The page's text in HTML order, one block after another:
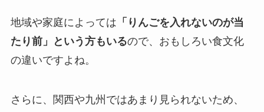
地域や家庭によっては 「りんごを入れないのが当
たり前」という方もいるので、おもしろい食文化
の違いですよね。
さらに、関西や九州ではあまり見られないため、